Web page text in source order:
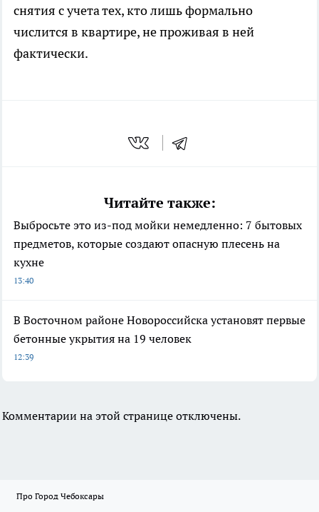
снятия с учета тех, кто лишь формально
числится в квартире, не проживая в ней
фактически.
Читайте также:
Выбросьте это из-под мойки немедленно: 7 бытовых
предметов, которые создают опасную плесень на
кухне
13:40
В Восточном районе Новороссийска установят первые
бетонные укрытия на 19 человек
12:39
Комментарии на этой странице отключены.
Про Город Чебоксары